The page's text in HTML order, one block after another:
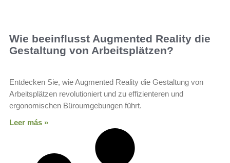
Wie beeinflusst Augmented Reality die
Gestaltung von Arbeitsplätzen?
Entdecken Sie, wie Augmented Reality die Gestaltung von
Arbeitsplätzen revolutioniert und zu effizienteren und
ergonomischen Büroumgebungen führt.
Leer más »